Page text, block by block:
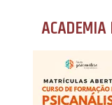
ACADEMIA